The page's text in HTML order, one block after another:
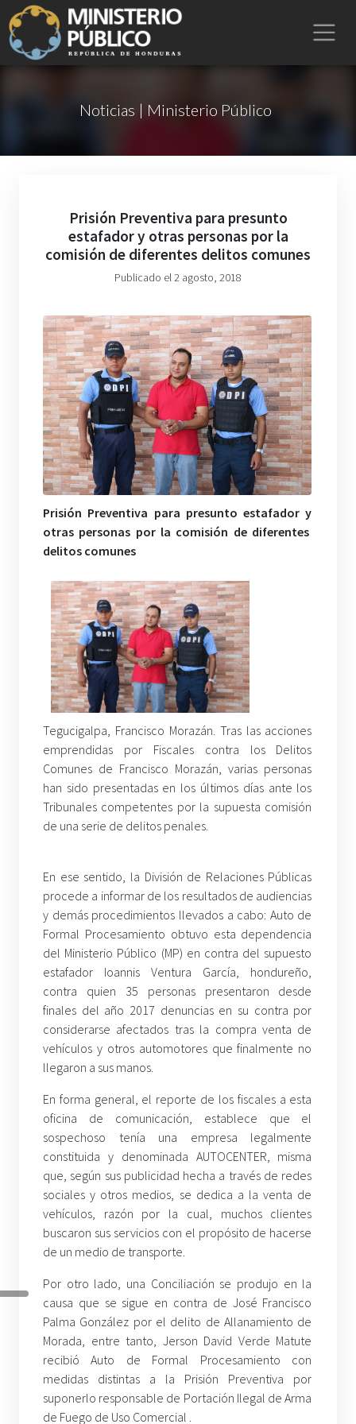
Noticias | Ministerio Público
Prisión Preventiva para presunto
estafador y otras personas por la
comisión de diferentes delitos comunes
Publicado el 2 agosto, 2018
Prisión Preventiva para presunto estafador y
otras personas por la comisión de diferentes
delitos comunes
Tegucigalpa, Francisco Morazán. Tras las acciones
emprendidas por Fiscales contra los Delitos
Comunes de Francisco Morazán, varias personas
han sido presentadas en los últimos días ante los
Tribunales competentes por la supuesta comisión
de una serie de delitos penales.
En ese sentido, la División de Relaciones Públicas
procede a informar de los resultados de audiencias
y demás procedimientos llevados a cabo: Auto de
Formal Procesamiento obtuvo esta dependencia
del Ministerio Público (MP) en contra del supuesto
estafador Ioannis Ventura García, hondureño,
contra quien 35 personas presentaron desde
finales del año 2017 denuncias en su contra por
considerarse afectados tras la compra venta de
vehículos y otros automotores que finalmente no
llegaron a sus manos.
En forma general, el reporte de los fiscales a esta
oficina de comunicación, establece que el
sospechoso tenía una empresa legalmente
constituida y denominada AUTOCENTER, misma
que, según sus publicidad hecha a través de redes
sociales y otros medios, se dedica a la venta de
vehículos, razón por la cual, muchos clientes
buscaron sus servicios con el propósito de hacerse
de un medio de transporte.
Por otro lado, una Conciliación se produjo en la
causa que se sigue en contra de José Francisco
Palma González por el delito de Allanamiento de
Morada, entre tanto, Jerson David Verde Matute
recibió Auto de Formal Procesamiento con
medidas distintas a la Prisión Preventiva por
suponerlo responsable de Portación Ilegal de Arma
de Fuego de Uso Comercial .